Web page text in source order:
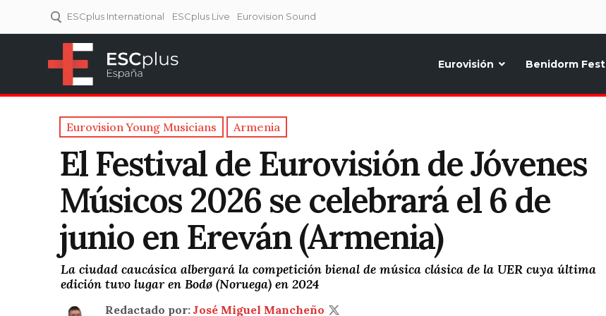
ESCplus International ESCplus Live Eurovision Sound
Eurovisión Benidorm Fest
Eurovision Young Musicians Armenia
El Festival de Eurovisión de Jóvenes
Músicos 2026 se celebrará el 6 de
junio en Ereván (Armenia)
La ciudad caucásica albergará la competición bienal de música clásica de la UER cuya última
edición tuvo lugar en Bodø (Noruega) en 2024
Redactado por: José Miguel Mancheño